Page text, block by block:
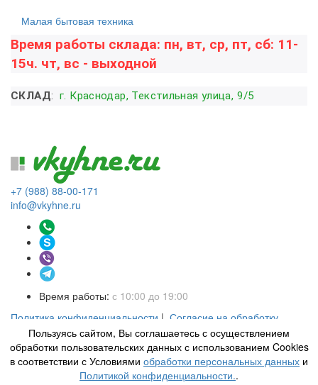
Малая бытовая техника
Время работы склада: пн, вт, ср, пт, сб: 11-
15ч. чт, вс - выходной
СКЛАД: г. Краснодар, Текстильная улица, 9/5
+7 (988) 88-00-171
info@vkyhne.ru
Время работы: с 10:00 до 19:00
Политика конфиденциальности | Согласие на обработку
персональных данных |Пользовательское соглашение
Сделано в Creative Solution
Интернет-магазин кухонной
техники «ВКухне» г. Краснодар ©
Пользуясь сайтом, Вы соглашаетесь с осуществлением
обработки пользовательских данных с использованием Cookies
в соответствии с Условиями обработки персональных данных и
Политикой конфиденциальности..